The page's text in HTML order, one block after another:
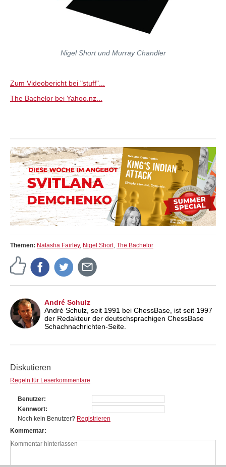
Nigel Short und Murray Chandler
Zum Videobericht bei "stuff"...
The Bachelor bei Yahoo.nz...
Themen: Natasha Fairley, Nigel Short, The Bachelor
André Schulz
André Schulz, seit 1991 bei ChessBase, ist seit 1997
der Redakteur der deutschsprachigen ChessBase
Schachnachrichten-Seite.
Diskutieren
Regeln für Leserkommentare
Benutzer
Kennwort
Noch kein Benutzer? Registrieren
Kommentar